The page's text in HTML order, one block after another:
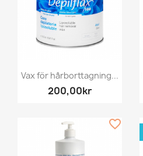
Vax för hårborttagning...
200,00kr
favorite_border